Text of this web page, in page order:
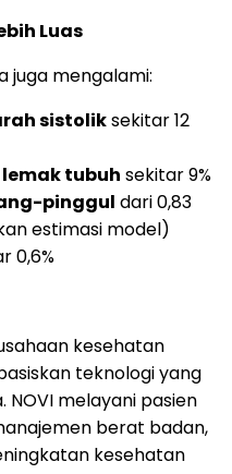
Luas
juga mengalami:
sistoliksekitar 12
tubuh sekitar 9%
pinggul dari 0,83
estimasi model)
0,6%
kesehatan
teknologi yang
melayani pasien
berat badan,
kesehatan